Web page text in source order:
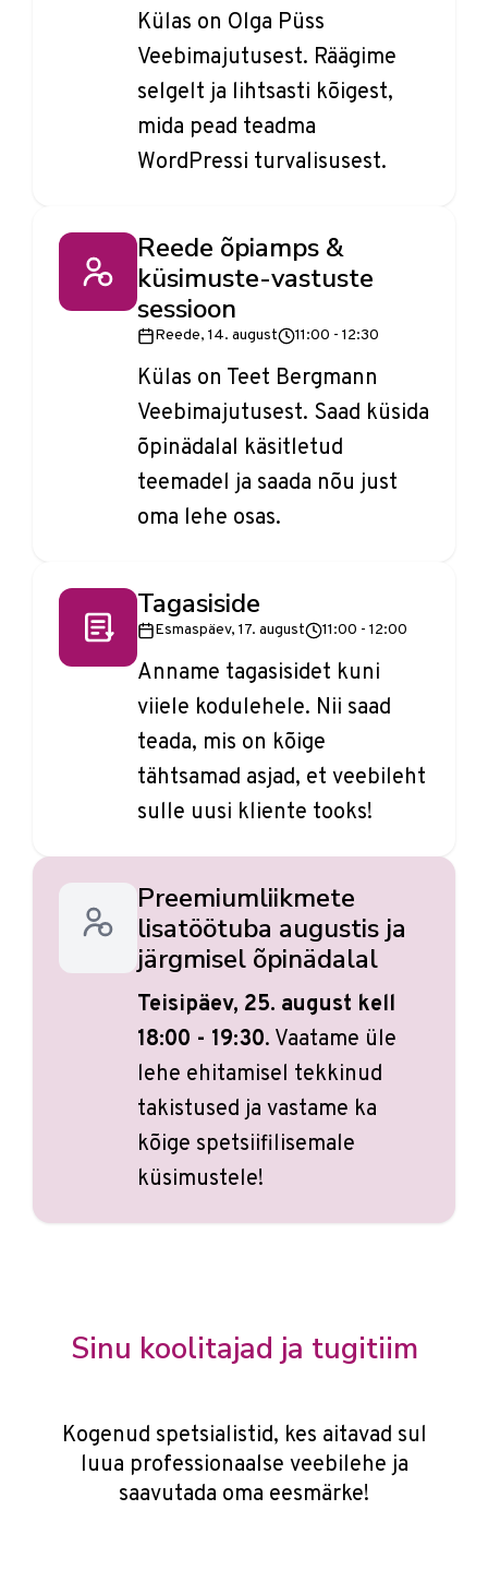
Külas on Olga Püss
Veebimajutusest. Räägime
selgelt ja lihtsasti kõigest,
mida pead teadma
WordPressi turvalisusest.
Reede õpiamps &
küsimuste-vastuste
sessioon
Reede, 14. august 11:00 - 12:30
Külas on Teet Bergmann
Veebimajutusest. Saad küsida
õpinädalal käsitletud
teemadel ja saada nõu just
oma lehe osas.
Tagasiside
Esmaspäev, 17. august 11:00 - 12:00
Anname tagasisidet kuni
viiele kodulehele. Nii saad
teada, mis on kõige
tähtsamad asjad, et veebileht
sulle uusi kliente tooks!
Preemiumliikmete
lisatöötuba augustis ja
järgmisel õpinädalal
Teisipäev, 25. august kell
18:00 - 19:30. Vaatame üle
lehe ehitamisel tekkinud
takistused ja vastame ka
kõige spetsiifilisemale
küsimustele!
Sinu koolitajad ja tugitiim
Kogenud spetsialistid, kes aitavad sul
luua professionaalse veebilehe ja
saavutada oma eesmärke!